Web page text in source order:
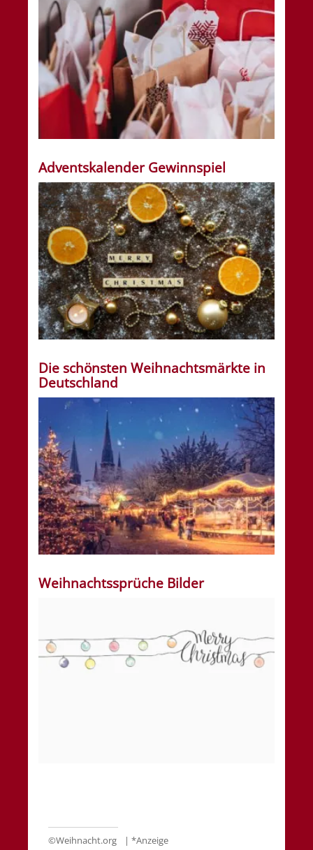
Adventskalender Gewinnspiel
Die schönsten Weihnachtsmärkte in
Deutschland
Weihnachtssprüche Bilder
©Weihnacht.org
| *Anzeige